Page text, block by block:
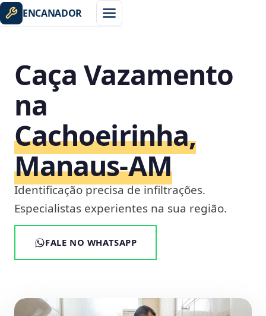
ENCANADOR
Caça Vazamento
na
Cachoeirinha,
Manaus‑AM
Identificação precisa de infiltrações.
Especialistas experientes na sua região.
FALE NO WHATSAPP